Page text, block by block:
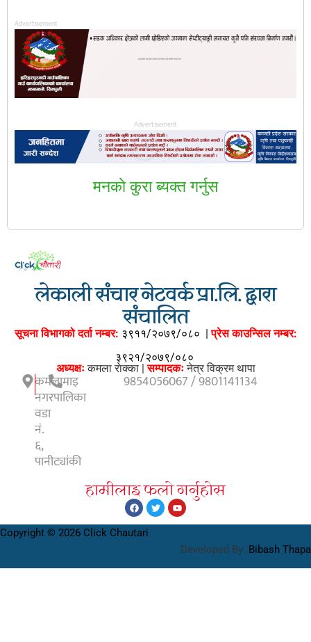
Advertisement
Advertisement
मनकाे कुरा ब्यक्त गर्नुस
लेकाली संचार नेटवर्क प्रा.लि. द्वारा
संचालित
सूचना विभागको दर्ता नम्बर: ३९११/२०७९/०८० |प्रेस काउन्सिल नम्बर:
३९२१/२०७९/०८०
अध्यक्षःकमला राेक्का |सम्पादकःनेत्र विक्रम थापा
कमलामाइ
नगरपालिका
वडा
नं.
६,
पानीट्यांकी
9854056067 / 9801141134
हामीलाइ फलाे गर्नुहाेस
Copyright © 2026 Click Chautari
Developed By: Bibash Thapa